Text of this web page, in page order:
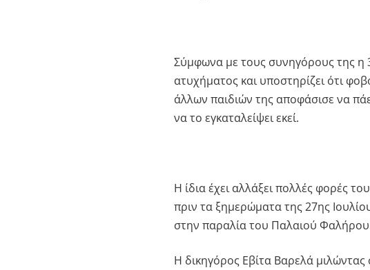
Σύμφωνα με τους συνηγόρους της η
ατυχήματος και υποστηρίζει ότι
άλλων παιδιών της αποφάσισε να
να το εγκαταλείψει εκεί.
Η ίδια έχει αλλάξει πολλές φορές
πριν τα ξημερώματα της 27ης
στην παραλία του Παλαιού
Η δικηγόρος Εβίτα Βαρελά